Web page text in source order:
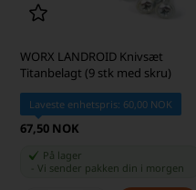
WORX LANDROID Knivsæt
Titanbelagt (9 stk med skru)
Laveste enhetspris: 60,00 NOK
67,50 NOK
På lager
-Vi sender pakken din i morgen